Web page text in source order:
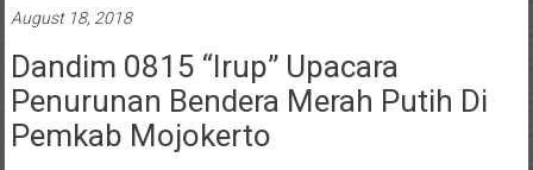
August 18, 2018
Dandim 0815 “Irup” Upacara
Penurunan Bendera Merah Putih Di
Pemkab Mojokerto